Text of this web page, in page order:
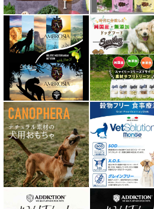
テラカニス ハーバルヒーローズ
トライバル TRIBAL
ナチュラルコード NATURAL CODE
ナチュラルハーベスト Natural Harvest
Nanki Japan ナンキジャパン
ニュートライプ NUTRIPE
ｐＨ バランス キャット ウォーター